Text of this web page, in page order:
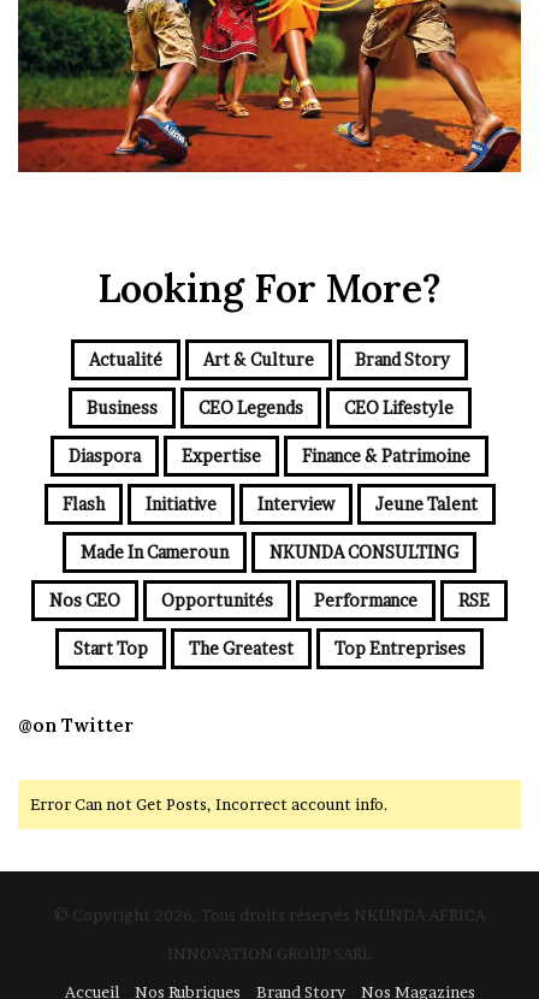
Looking For More?
Actualité Art & Culture Brand Story
Business CEO Legends CEO Lifestyle
Diaspora Expertise Finance & Patrimoine
Flash Initiative Interview Jeune Talent
Made In Cameroun NKUNDA CONSULTING
Nos CEO Opportunités Performance RSE
Start Top The Greatest Top Entreprises
@on Twitter
Error Can not Get Posts, Incorrect account info.
© Copyright 2026, Tous droits réservés NKUNDA AFRICA
INNOVATION GROUP SARL
Accueil
Nos Rubriques Brand Story Nos Magazines